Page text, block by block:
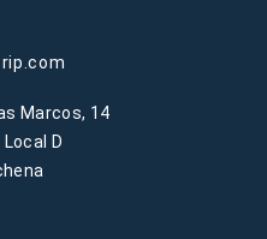
Marcos, 14
D